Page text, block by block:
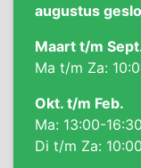
augustus
Maart t/m
Ma t/m Za:
Okt. t/m Feb.
Ma: 13:00-
Di t/m Za: